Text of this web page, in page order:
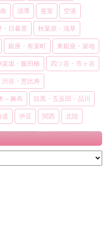
清潭 蚕室 空港
・日暮里 秋葉原・浅草
銀座・有楽町 東銀座・築地
楽坂・飯田橋 四ツ谷・市ヶ谷
渋谷・恵比寿
～麻布 目黒・五反田・品川
道 伊豆 関西 北陸